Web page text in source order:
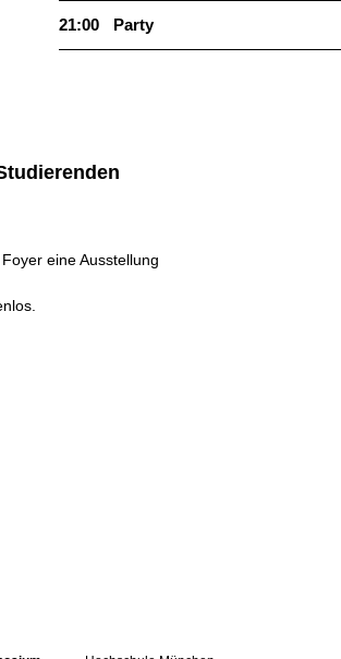
21:00 Party
eine Ausstel­lung